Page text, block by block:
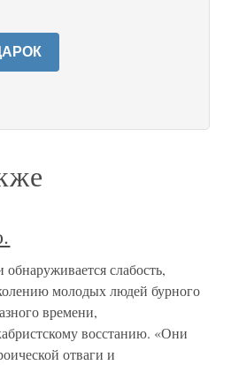
слабость,
молодых людей бурного
времени,
восстанию. «Они
отваги и